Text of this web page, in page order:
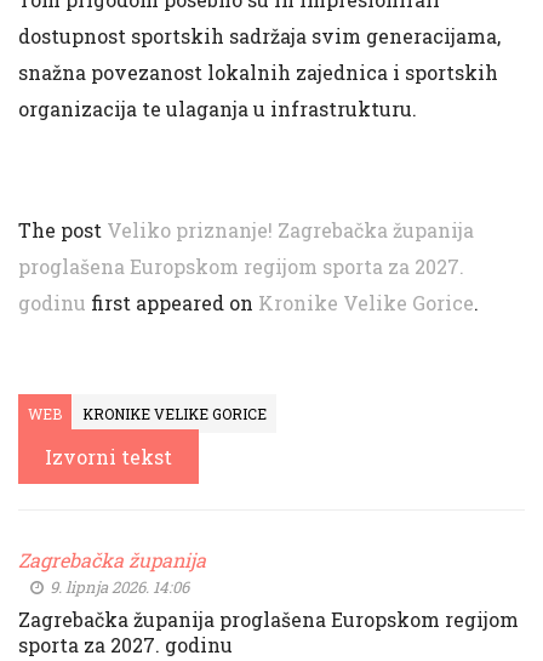
dostupnost sportskih sadržaja svim generacijama,
snažna povezanost lokalnih zajednica i sportskih
organizacija te ulaganja u infrastrukturu.
The post Veliko priznanje! Zagrebačka županija
proglašena Europskom regijom sporta za 2027.
godinu first appeared on Kronike Velike Gorice.
WEB KRONIKE VELIKE GORICE
Izvorni tekst
Zagrebačka županija
9. lipnja 2026. 14:06
Zagrebačka županija proglašena Europskom regijom
sporta za 2027. godinu